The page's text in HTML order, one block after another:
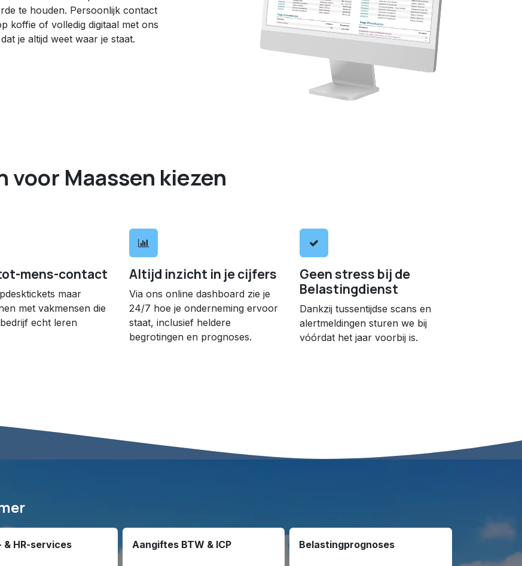
te houden. Persoonlijk contact
koffie of volledig digitaal met ons
je altijd weet waar je staat.
voor Maassen kiezen
mens-contact
maar
met vak­mensen die
echt leren
Altijd inzicht in je cijfers
Via ons online dashboard zie je
24/7 hoe je onderneming ervoor
staat, inclusief heldere
begrotingen en prognoses.
Geen stress bij de
Belastingdienst
Dankzij tussentijdse scans en
alert­meldingen sturen we bij
vóórdat het jaar voorbij is.
Belasting­prognoses
Aangiftes BTW & ICP
& HR-services